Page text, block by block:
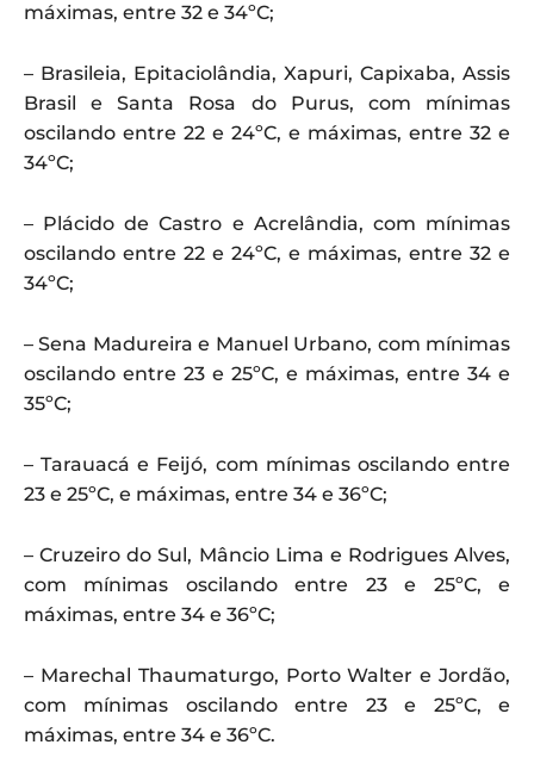
máximas, entre 32 e 34ºC;
– Brasileia, Epitaciolândia, Xapuri, Capixaba, Assis
Brasil e Santa Rosa do Purus, com mínimas
oscilando entre 22 e 24ºC, e máximas, entre 32 e
34ºC;
– Plácido de Castro e Acrelândia, com mínimas
oscilando entre 22 e 24ºC, e máximas, entre 32 e
34ºC;
– Sena Madureira e Manuel Urbano, com mínimas
oscilando entre 23 e 25ºC, e máximas, entre 34 e
35ºC;
– Tarauacá e Feijó, com mínimas oscilando entre
23 e 25ºC, e máximas, entre 34 e 36ºC;
– Cruzeiro do Sul, Mâncio Lima e Rodrigues Alves,
com mínimas oscilando entre 23 e 25ºC, e
máximas, entre 34 e 36ºC;
– Marechal Thaumaturgo, Porto Walter e Jordão,
com mínimas oscilando entre 23 e 25ºC, e
máximas, entre 34 e 36ºC.